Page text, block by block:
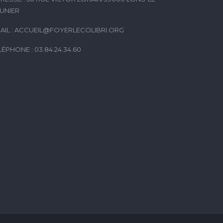
: ACCUEIL@FOYERLECOLIBRI.ORG
: 03.84.24.34.60